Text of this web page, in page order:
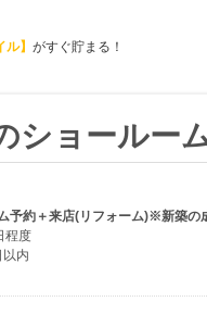
ル】 がすぐ貯まる！
ショールー
程度
以内